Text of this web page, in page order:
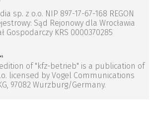
sp. z o.o. NIP 897-17-67-168 REGON
Sąd Rejonowy dla Wrocławia
Gospodarczy KRS 0000370285
of "kfz-betrieb" is a publication of
licensed by Vogel Communications
97082 Wurzburg/Germany.